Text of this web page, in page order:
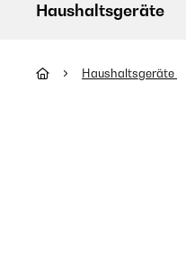
Haushaltsgeräte
Haushaltsgeräte